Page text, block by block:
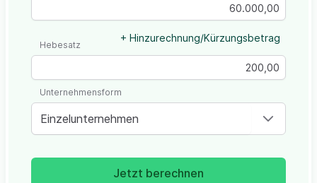
+ Hinzurechnung/Kürzungsbetrag
Hebesatz
Einzelunternehmen
Unternehmensform
Jetzt berechnen